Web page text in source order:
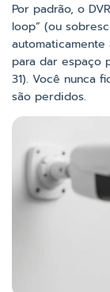
Por padrão, o
loop” (ou
para dar espaço
31). Você nunca
são perdidos.